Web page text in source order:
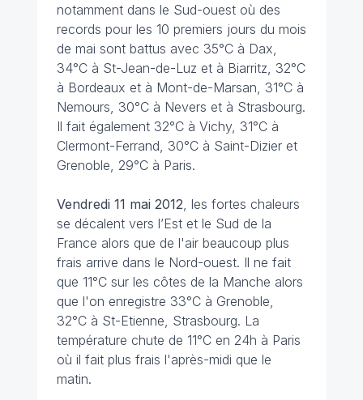
notamment dans le Sud-ouest où des
records pour les 10 premiers jours du mois
de mai sont battus avec 35°C à Dax,
34°C à St-Jean-de-Luz et à Biarritz, 32°C
à Bordeaux et à Mont-de-Marsan, 31°C à
Nemours, 30°C à Nevers et à Strasbourg.
Il fait également 32°C à Vichy, 31°C à
Clermont-Ferrand, 30°C à Saint-Dizier et
Grenoble, 29°C à Paris.
Vendredi 11 mai 2012, les fortes chaleurs
se décalent vers l’Est et le Sud de la
France alors que de l'air beaucoup plus
frais arrive dans le Nord-ouest. Il ne fait
que 11°C sur les côtes de la Manche alors
que l'on enregistre 33°C à Grenoble,
32°C à St-Etienne, Strasbourg. La
température chute de 11°C en 24h à Paris
où il fait plus frais l'après-midi que le
matin.